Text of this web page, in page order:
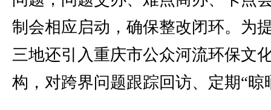
制会相应启动，确保整改闭环。为
三地还引入重庆市公众河流环保文
构，对跨界问题跟踪回访、定期“晾